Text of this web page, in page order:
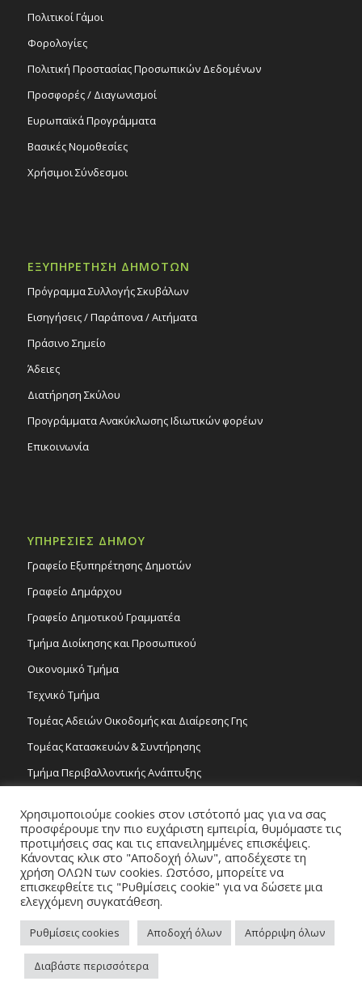
Πολιτικοί Γάμοι
Φορολογίες
Πολιτική Προστασίας Προσωπικών Δεδομένων
Προσφορές / Διαγωνισμοί
Ευρωπαϊκά Προγράμματα
Βασικές Νομοθεσίες
Χρήσιμοι Σύνδεσμοι
ΕΞΥΠΗΡΕΤΗΣΗ ΔΗΜΟΤΩΝ
Πρόγραμμα Συλλογής Σκυβάλων
Εισηγήσεις / Παράπονα / Αιτήματα
Πράσινο Σημείο
Άδειες
Διατήρηση Σκύλου
Προγράμματα Ανακύκλωσης Ιδιωτικών φορέων
Επικοινωνία
ΥΠΗΡΕΣΙΕΣ ΔΗΜΟΥ
Γραφείο Εξυπηρέτησης Δημοτών
Γραφείο Δημάρχου
Γραφείο Δημοτικού Γραμματέα
Τμήμα Διοίκησης και Προσωπικού
Οικονομικό Τμήμα
Τεχνικό Τμήμα
Τομέας Αδειών Οικοδομής και Διαίρεσης Γης
Τομέας Κατασκευών & Συντήρησης
Τμήμα Περιβαλλοντικής Ανάπτυξης
Τομέας Γραμμάτων και Τεχνών
Τροχονομία
Copyright 2026 © Δήμος Στροβόλου, All Rights Reserved. / Powered by
NETinfo Plc
Χρησιμοποιούμε cookies στον ιστότοπό μας για να σας
προσφέρουμε την πιο ευχάριστη εμπειρία, θυμόμαστε τις
προτιμήσεις σας και τις επανειλημμένες επισκέψεις.
Κάνοντας κλικ στο "Αποδοχή όλων", αποδέχεστε τη
χρήση ΟΛΩΝ των cookies. Ωστόσο, μπορείτε να
επισκεφθείτε τις "Ρυθμίσεις cookie" για να δώσετε μια
ελεγχόμενη συγκατάθεση.
Ρυθμίσεις cookies Αποδοχή όλων Απόρριψη όλων
Διαβάστε περισσότερα